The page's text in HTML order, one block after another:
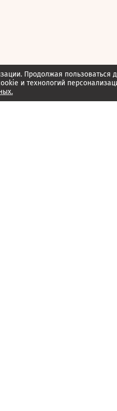
Продолжая пользоваться
и технологий